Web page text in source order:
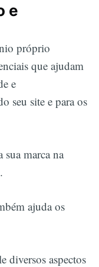
e
próprio
que ajudam
e
seu site e para os
marca na
ajuda os
diversos aspectos